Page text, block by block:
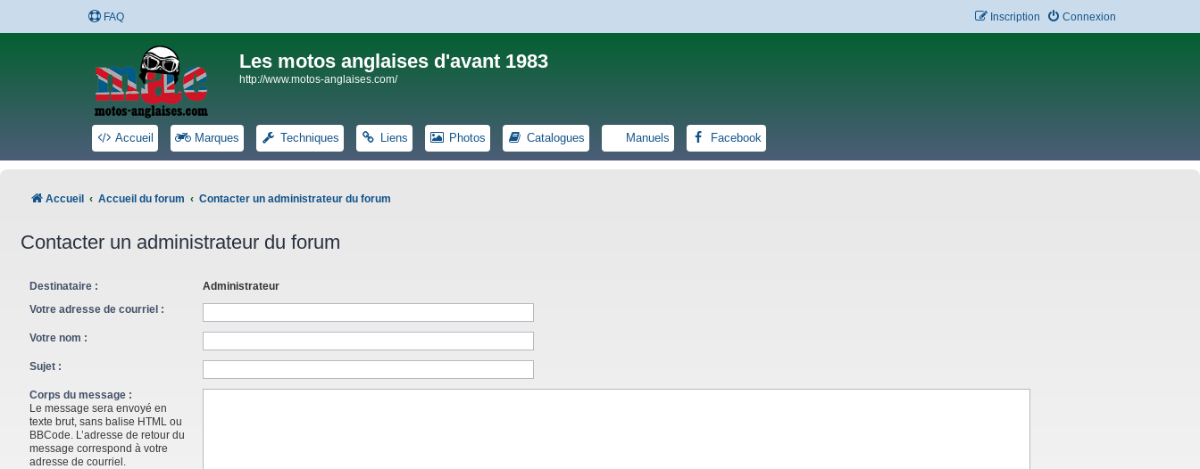
FAQ Connexion
Inscription
Les motos anglaises d'avant 1983
http://www.motos-anglaises.com/
Accueil Marques Techniques Liens Photos Catalogues Manuels Facebook
Accueil Accueil du forum Contacter un administrateur du forum
Contacter un administrateur du forum
Destinataire :
Administrateur
Votre adresse de courriel :
Votre nom :
Sujet :
Corps du message :
Le message sera envoyé en
texte brut, sans balise HTML ou
BBCode. L’adresse de retour du
message correspond à votre
adresse de courriel.